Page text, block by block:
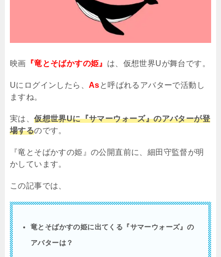
映画 『竜とそばかすの姫』 は、仮想世界Uが舞台です。
Uにログインしたら、Asと呼ばれるアバターで活動し
ますね。
実は、仮想世界Uに『サマーウォーズ』のアバターが登
場するのです。
『竜とそばかすの姫』の公開直前に、細田守監督が明
かしています。
この記事では、
竜とそばかすの姫に出てくる『サマーウォーズ』の
アバターは？